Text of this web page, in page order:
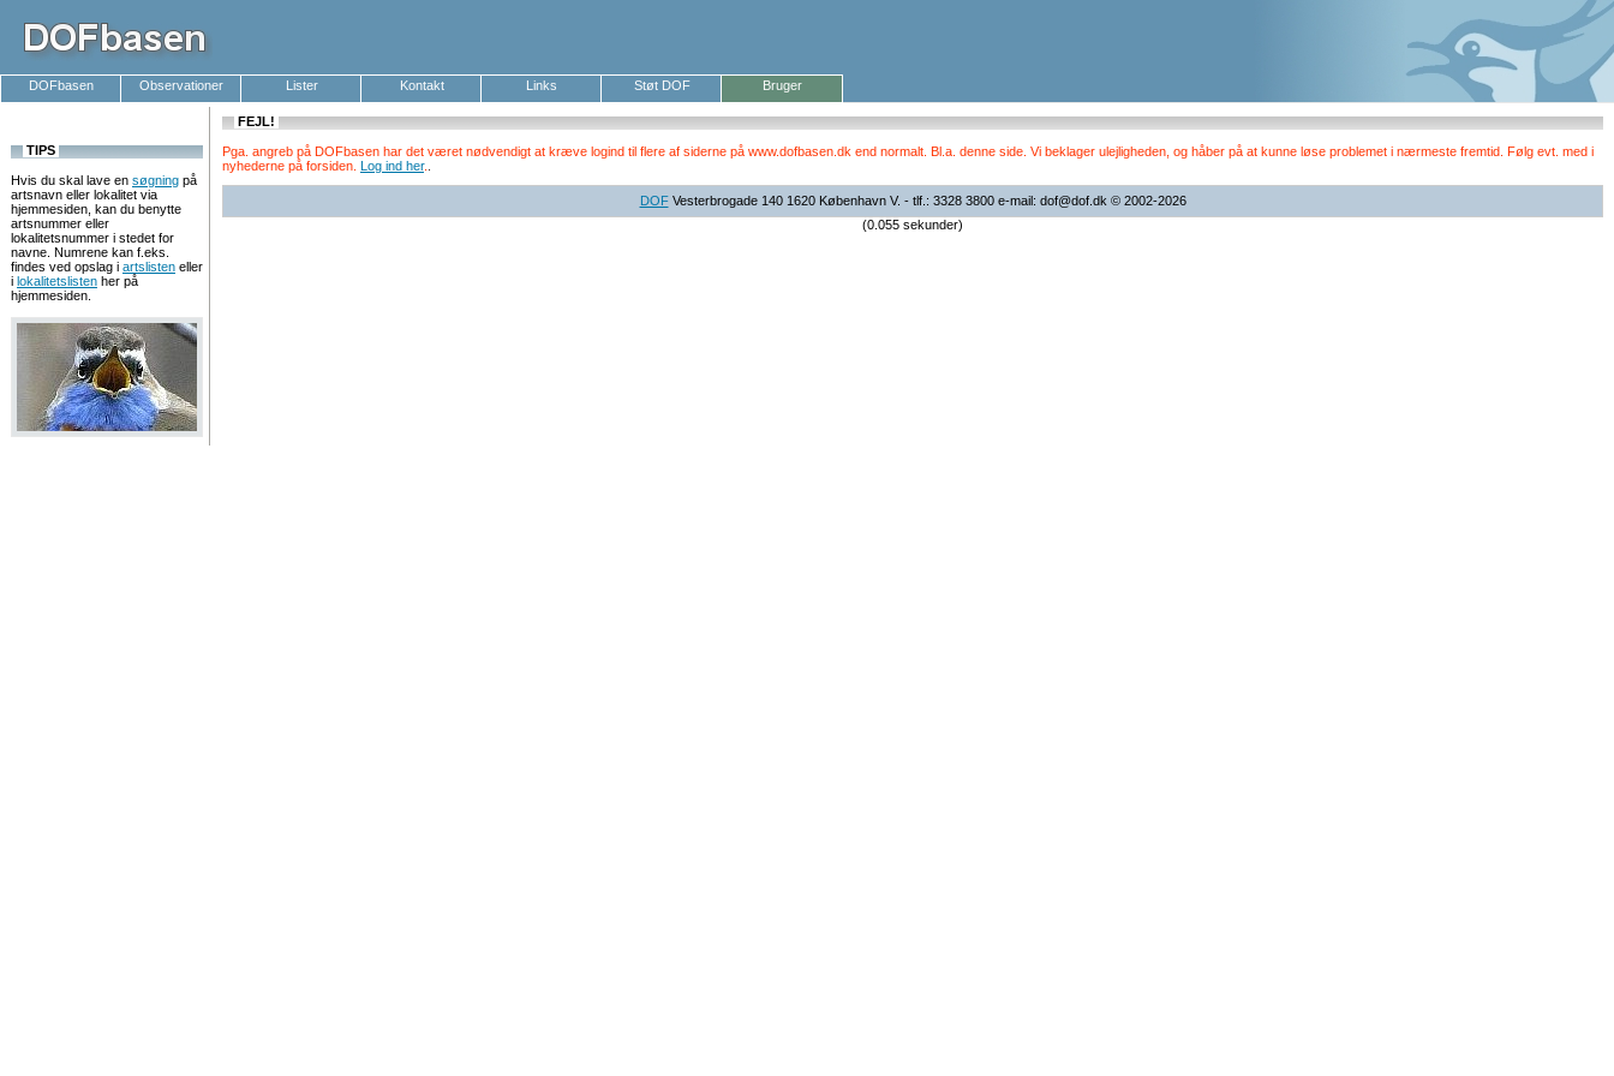
DOFbasen Observationer Lister Kontakt Links Støt DOF Bruger
TIPS
Hvis du skal lave en søgning på
artsnavn eller lokalitet via
hjemmesiden, kan du benytte
artsnummer eller
lokalitetsnummer i stedet for
navne. Numrene kan f.eks.
findes ved opslag i artslisten eller
i lokalitetslisten her på
hjemmesiden.
FEJL!
Pga. angreb på DOFbasen har det været nødvendigt at kræve logind til flere af siderne på www.dofbasen.dk end normalt. Bl.a. denne side. Vi beklager ulejligheden, og håber på at kunne løse problemet i nærmeste fremtid. Følg evt. med i
nyhederne på forsiden. Log ind her.
DOFVesterbrogade 140 1620 København V. - tlf.: 3328 3800 e-mail: dof@dof.dk © 2002-2026
(0.055 sekunder)